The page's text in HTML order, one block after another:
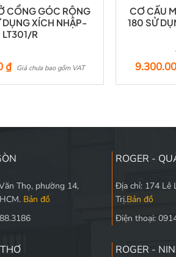
CỔNG GÓC RỘNG
XÍCH NHẬP-
LT301/R
₫ Giá chưa bao gồm VAT
CƠ CẤU
180 SỬ
Thọ, phường 14,
Bản đồ
ROGER -
Địa chỉ: 174 Lê
Trị.Bản đồ
Điện thoại:
ROGER -